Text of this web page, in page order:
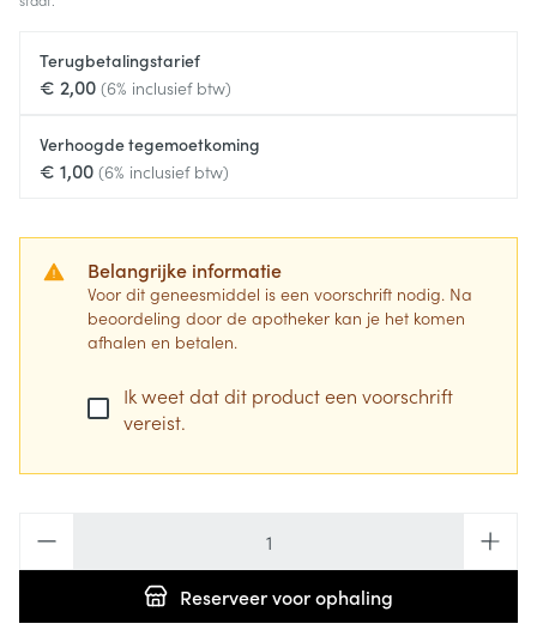
Terugbetalingstarief
€ 2,00 (6% inclusief btw)
Verhoogde tegemoetkoming
€ 1,00 (6% inclusief btw)
Belangrijke informatie
Voor dit geneesmiddel is een voorschrift nodig. Na
beoordeling door de apotheker kan je het komen
afhalen en betalen.
Ik weet dat dit product een voorschrift
vereist.
Reserveervoor ophaling